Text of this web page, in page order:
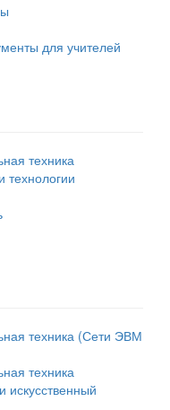
для учителей
техника
техника (Сети ЭВМ
техника
искусственный